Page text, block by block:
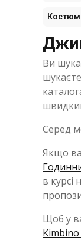
Костюм
Ви
Серед
Якщо
в
Щоб у